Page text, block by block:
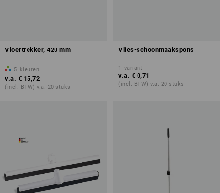
Vloertrekker, 420 mm
5 kleuren
v.a. € 15,72
(incl. BTW) v.a. 20 stuks
Vlies-schoonmaakspons
1 variant
v.a. € 0,71
(incl. BTW) v.a. 20 stuks